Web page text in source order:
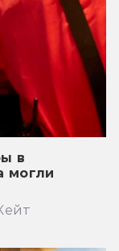
в
могли